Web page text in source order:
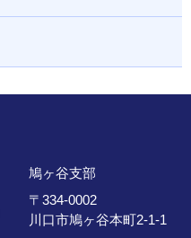
鳩ヶ谷支部
〒334-0002
川口市鳩ヶ谷本町2-1-1